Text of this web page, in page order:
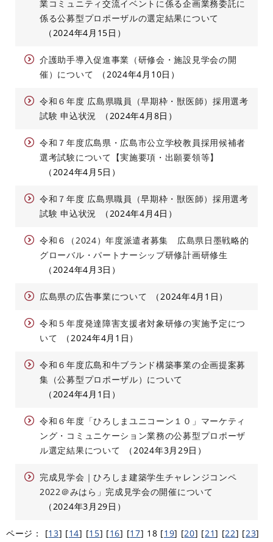
業コミュニティ交流イベントに係る企画業務委託に
係る公募型プロポーザルの選定結果について
2024年4月15日
介護助手導入促進事業（研修会・施設見学会の開
催）について
2024年4月10日
令和６年度 広島県職員（早期枠・獣医師）採用選考
試験 申込状況
2024年4月8日
令和７年度広島県・広島市公立学校教員採用候補者
選考試験について【実施要項・出願要領等】
2024年4月5日
令和７年度 広島県職員（早期枠・獣医師）採用選考
試験 申込状況
2024年4月4日
令和６（2024）年度派遣者募集 広島県日墨戦略的
グローバル・パートナーシップ研修計画研修生
2024年4月3日
広島県の広告事業について 2024年4月1日
令和５年度発達障害支援者対象研修の実施予定につ
いて
2024年4月1日
令和６年度広島和牛ブランド構築事業の企画提案募
集（公募型プロポーザル）について
2024年4月1日
令和６年度「ひろしまユニコーン１０」マーケティ
ング・コミュニケーション業務の公募型プロポーザ
ル選定結果について
2024年3月29日
完成見学会｜ひろしま建築学生チャレンジコンペ
2022＠みはら」完成見学会の開催について
2024年3月29日
ページ： [13] [14] [15] [16] [17] 18 [19] [20] [21] [22] [23]